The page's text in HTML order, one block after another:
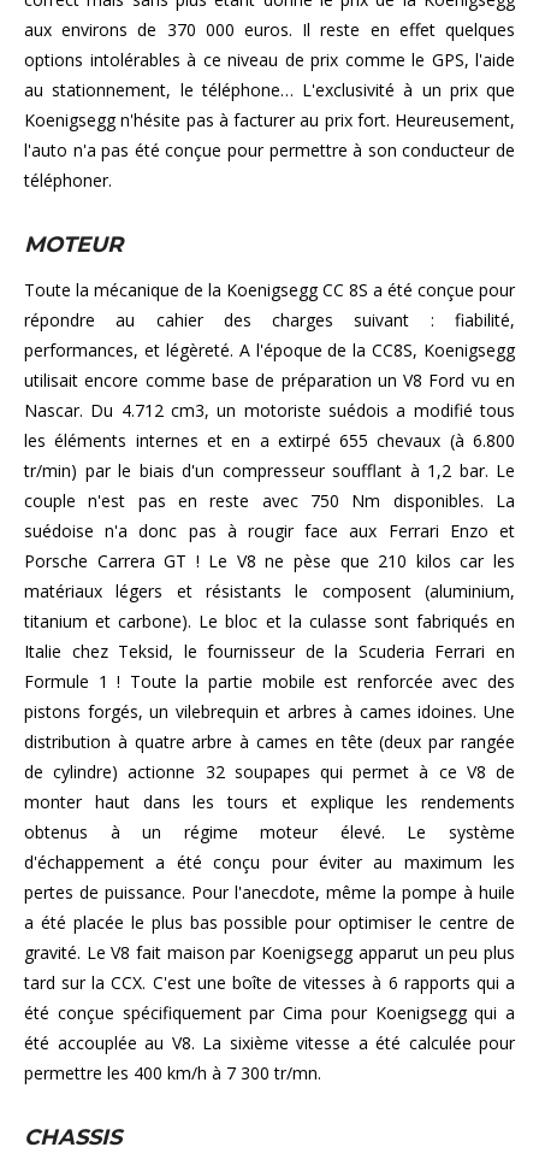
aux environs de 370 000 euros. Il reste en effet quelques
options intolérables à ce niveau de prix comme le GPS, l'aide
au stationnement, le téléphone… L'exclusivité à un prix que
Koenigsegg n'hésite pas à facturer au prix fort. Heureusement,
l'auto n'a pas été conçue pour permettre à son conducteur de
téléphoner.
MOTEUR
Toute la mécanique de la Koenigsegg CC 8S a été conçue pour
répondre au cahier des charges suivant : fiabilité,
performances, et légèreté. A l'époque de la CC8S, Koenigsegg
utilisait encore comme base de préparation un V8 Ford vu en
Nascar. Du 4.712 cm3, un motoriste suédois a modifié tous
les éléments internes et en a extirpé 655 chevaux (à 6.800
tr/min) par le biais d'un compresseur soufflant à 1,2 bar. Le
couple n'est pas en reste avec 750 Nm disponibles. La
suédoise n'a donc pas à rougir face aux Ferrari Enzo et
Porsche Carrera GT ! Le V8 ne pèse que 210 kilos car les
matériaux légers et résistants le composent (aluminium,
titanium et carbone). Le bloc et la culasse sont fabriqués en
Italie chez Teksid, le fournisseur de la Scuderia Ferrari en
Formule 1 ! Toute la partie mobile est renforcée avec des
pistons forgés, un vilebrequin et arbres à cames idoines. Une
distribution à quatre arbre à cames en tête (deux par rangée
de cylindre) actionne 32 soupapes qui permet à ce V8 de
monter haut dans les tours et explique les rendements
obtenus à un régime moteur élevé. Le système
d'échappement a été conçu pour éviter au maximum les
pertes de puissance. Pour l'anecdote, même la pompe à huile
a été placée le plus bas possible pour optimiser le centre de
gravité. Le V8 fait maison par Koenigsegg apparut un peu plus
tard sur la CCX. C'est une boîte de vitesses à 6 rapports qui a
été conçue spécifiquement par Cima pour Koenigsegg qui a
été accouplée au V8. La sixième vitesse a été calculée pour
permettre les 400 km/h à 7 300 tr/mn.
CHASSIS